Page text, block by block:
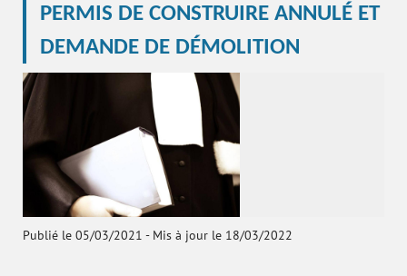
PERMIS DE CONSTRUIRE ANNULÉ ET
DEMANDE DE DÉMOLITION
Publié le 05/03/2021 - Mis à jour le 18/03/2022